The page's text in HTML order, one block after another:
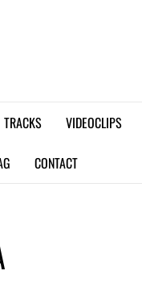
TRACKS VIDEOCLIPS
CONTACT